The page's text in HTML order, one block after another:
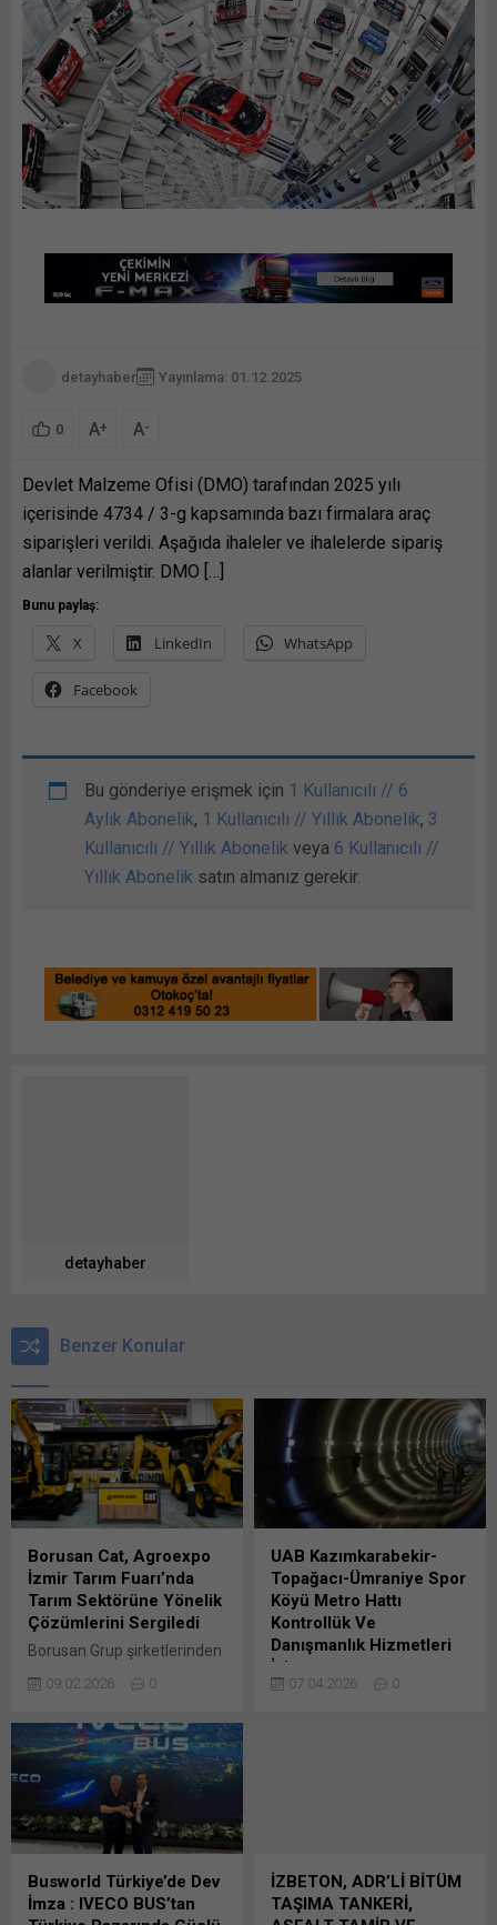
detayhaber Yayınlama: 01.12.2025
0 A+ A-
Devlet Malzeme Ofisi (DMO) tarafından 2025 yılı
içerisinde 4734 / 3-g kapsamında bazı firmalara araç
siparişleri verildi. Aşağıda ihaleler ve ihalelerde sipariş
alanlar verilmiştir. DMO […]
Bunu paylaş:
X LinkedIn WhatsApp
Facebook
Bu gönderiye erişmek için 1 Kullanıcılı // 6
Aylık Abonelik, 1 Kullanıcılı // Yıllık Abonelik, 3
Kullanıcılı // Yıllık Abonelik veya 6 Kullanıcılı //
Yıllık Abonelik satın almanız gerekir.
detayhaber
Benzer Konular
Borusan Cat, Agroexpo
İzmir Tarım Fuarı’nda
Tarım Sektörüne Yönelik
Çözümlerini Sergiledi
Borusan Grup şirketlerinden
2026 tarihleri arasında Fuar
Agroexpo İzmir Tarım
Fuarı’na katılarak, tarım
sektörüne özel iş
makinelerini ve uzmanlığını
sektör profesyonelleriyle
buluşturdu. “Daha İyi Bir
Dünya İçin Çözüm Üretiriz”
şirket amacı ile
operasyonlarını Türkiye’nin
09.02.2026 0
UAB Kazımkarabekir-
Topağacı-Ümraniye Spor
Köyü Metro Hattı
Kontrollük Ve
Danışmanlık Hizmetleri
İşi
Ulaştırma ve Altyapı
Danışmanlık Hizmetleri İşi (4
Bunu paylaş: X'te
paylaşmak için tıklayın (Yeni
07.04.2026 0
Busworld Türkiye’de Dev
İmza : IVECO BUS’tan
İZBETON, ADR’Lİ BİTÜM
TAŞIMA TANKERİ,